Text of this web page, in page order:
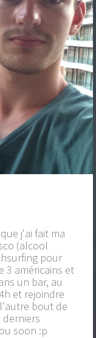
j'ai fait ma
(alcool
pour
3 américains et
un bar, au
et rejoindre
bout de
soon :p